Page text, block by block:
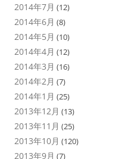
2014年7月 (12)
2014年6月 (8)
2014年5月 (10)
2014年4月 (12)
2014年3月 (16)
2014年2月 (7)
2014年1月 (25)
2013年12月 (13)
2013年11月 (25)
2013年10月 (120)
2013年9月 (7)